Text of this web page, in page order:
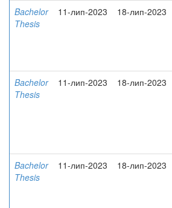
Bachelor
Thesis
11-лип-2023 18-лип-2023
Bachelor
Thesis
11-лип-2023 18-лип-2023
Bachelor
Thesis
11-лип-2023 18-лип-2023